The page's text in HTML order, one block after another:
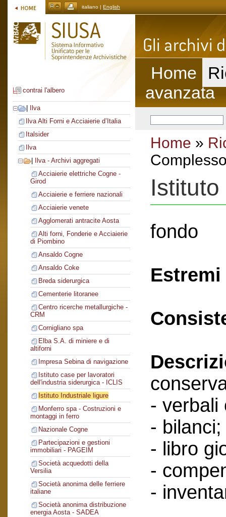
italiano | English
contrai l'albero
Ilva
Ilva Alti Forni e Acciaierie d’Italia
Italsider
Ilva
Ilva - Archivi aggregati
Acciaierie elettriche Cogne -
Girod
Acciaierie e ferriere nazionali
Acciaierie venete
Agglomerati antracite Aosta
Alti forni, Fonderie e Acciaierie
di Piombino
Ansaldo Cogne
Ansaldo Coke
Breda siderurgica
Cementerie litoranee
Centro ricerche metallurgiche -
CRM
Cornigliano spa
Elba S.A. di miniere e di
altiforni
Impresa Sebina di navigazione
Istituto case per lavoratori
dell'industria siderurgica - ICLIS
Istituto Industriale ligure
Monferro spa - Costruzioni e
montaggi in ferro
Nazionale Cogne
Partecipazioni e gestioni
immobiliari - PAGEIM
Società acquedotti della
Versilia
Società anonima delle ferriere
italiane
Società anonima distribuzione
energia Aosta - SADEA
Home
avanzata
Home »
fondo
- verbali
- bilanci;
- libro
-
-